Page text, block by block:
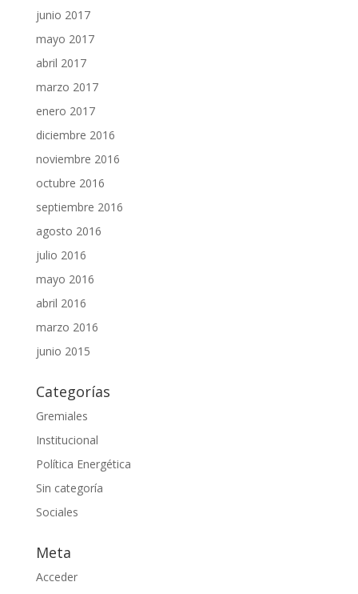
junio 2017
mayo 2017
abril 2017
marzo 2017
enero 2017
diciembre 2016
noviembre 2016
octubre 2016
septiembre 2016
agosto 2016
julio 2016
mayo 2016
abril 2016
marzo 2016
junio 2015
Categorías
Gremiales
Institucional
Política Energética
Sin categoría
Sociales
Meta
Acceder